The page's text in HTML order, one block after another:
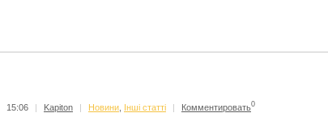
15:06 | Kapiton | Новини Інші статті | Комментировать0